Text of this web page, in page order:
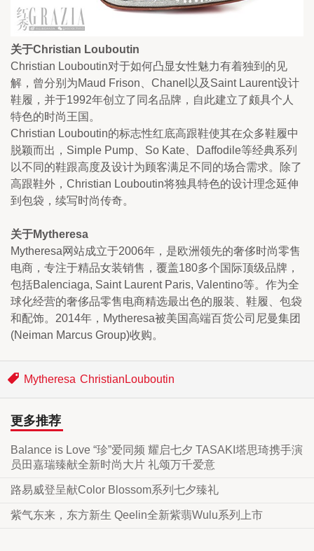
关于Christian Louboutin
Christian Louboutin对于如何凸显女性魅力有着独到的见
解，曾分别为Maud Frison、Chanel以及Saint Laurent设计
鞋履，并于1992年创立了同名品牌，自此建立了颇具个人
特色的时尚王国。
Christian Louboutin的标志性红底高跟鞋使其在众多鞋履中
脱颖而出，Simple Pump、So Kate、Daffodile等经典系列
以不同的鞋跟高度及设计为顾客满足不同的场合需求。除了
高跟鞋外，Christian Louboutin将独具特色的设计理念延伸
到包袋，续写时尚传奇。
关于Mytheresa
Mytheresa网站成立于2006年，是欧洲领先的奢侈时尚零售
电商，专注于精品女装销售，覆盖180多个国际顶级品牌，
包括Balenciaga, Saint Laurent Paris, Valentino等。作为全
球化经营的奢侈品零售电商精选最出色的服装、鞋履、包袋
和配饰。2014年，Mytheresa被美国高端百货公司尼曼集团
(Neiman Marcus Group)收购。
Mytheresa ChristianLouboutin
更多推荐
Balance is Love “珍”爱同频 耀启七夕 TASAKI塔思琦携手演
员田嘉瑞臻献全新时尚大片 礼颂万千爱意
路易威登呈献Color Blossom系列七夕臻礼
紫气东来，东方新生 Qeelin全新紫翡Wulu系列上市